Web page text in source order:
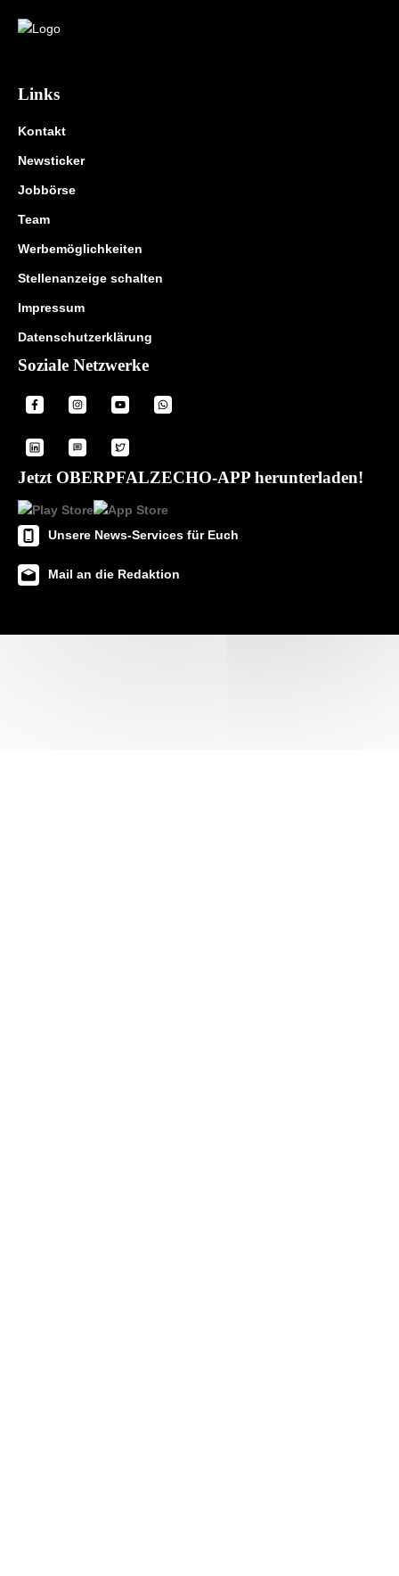
Links
Kontakt
Newsticker
Jobbörse
Team
Werbemöglichkeiten
Stellenanzeige schalten
Impressum
Datenschutzerklärung
Soziale Netzwerke
Jetzt OBERPFALZECHO-APP herunterladen!
Unsere News-Services für Euch
Mail an die Redaktion